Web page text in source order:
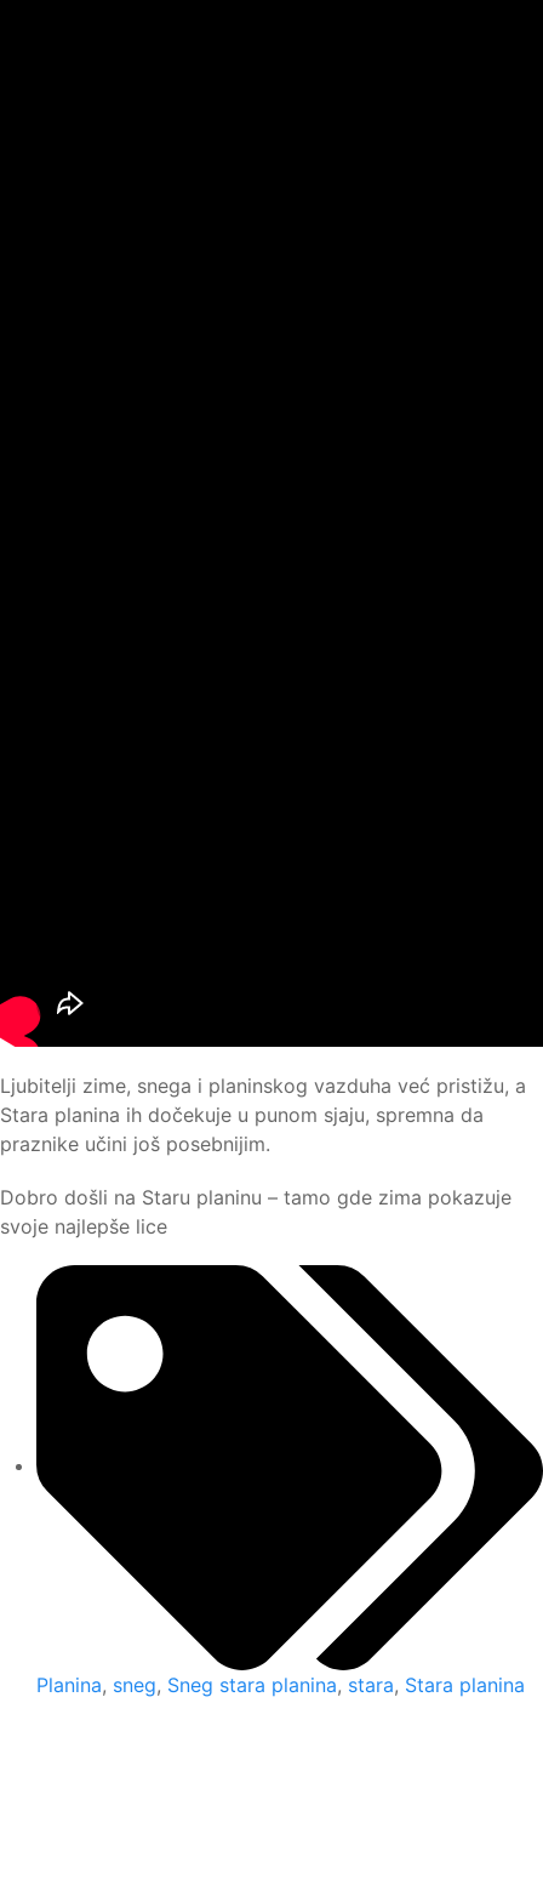
Ljubitelji zime, snega i planinskog vazduha već pristižu, a
Stara planina ih dočekuje u punom sjaju, spremna da
praznike učini još posebnijim.
Dobro došli na Staru planinu – tamo gde zima pokazuje
svoje najlepše lice
Planina, sneg, Sneg stara planina, stara, Stara planina